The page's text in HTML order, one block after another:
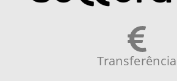
Transferência